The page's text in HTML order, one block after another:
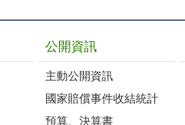
公開資訊
主動公開資訊
國家賠償事件收結統計
預算、決算書